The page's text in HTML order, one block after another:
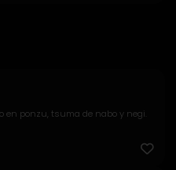
en ponzu, tsuma de nabo y negi.